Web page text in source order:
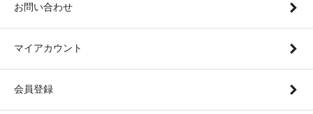
お問い合わせ
マイアカウント
会員登録